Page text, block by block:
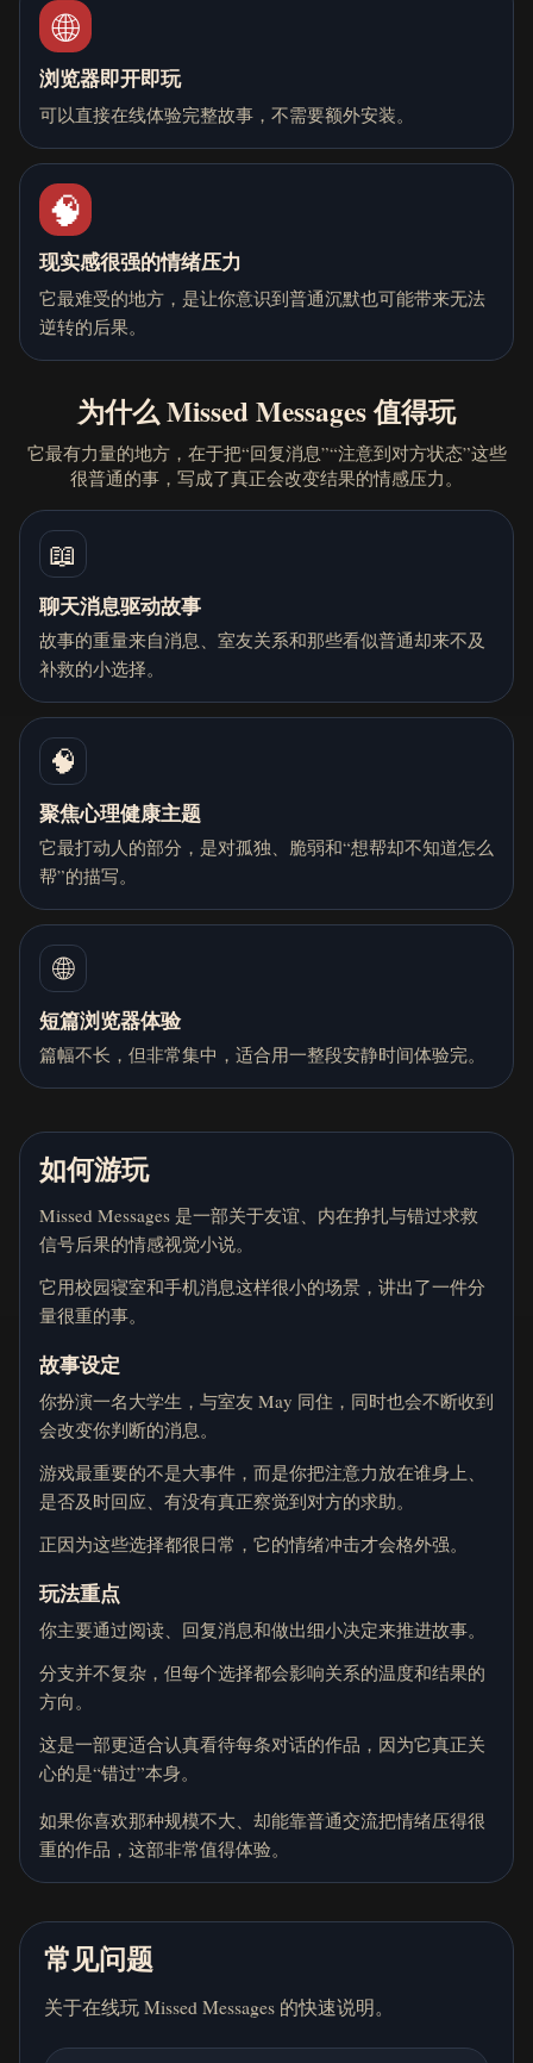
🌐
浏览器即开即玩
可以直接在线体验完整故事，不需要额外安装。
🧠
现实感很强的情绪压力
它最难受的地方，是让你意识到普通沉默也可能带来无法
逆转的后果。
为什么 Missed Messages 值得玩
它最有力量的地方，在于把“回复消息”“注意到对方状态”这些
很普通的事，写成了真正会改变结果的情感压力。
📖
聊天消息驱动故事
故事的重量来自消息、室友关系和那些看似普通却来不及
补救的小选择。
🧠
聚焦心理健康主题
它最打动人的部分，是对孤独、脆弱和“想帮却不知道怎么
帮”的描写。
🌐
短篇浏览器体验
篇幅不长，但非常集中，适合用一整段安静时间体验完。
如何游玩
Missed Messages 是一部关于友谊、内在挣扎与错过求救
信号后果的情感视觉小说。
它用校园寝室和手机消息这样很小的场景，讲出了一件分
量很重的事。
故事设定
你扮演一名大学生，与室友 May 同住，同时也会不断收到
会改变你判断的消息。
游戏最重要的不是大事件，而是你把注意力放在谁身上、
是否及时回应、有没有真正察觉到对方的求助。
正因为这些选择都很日常，它的情绪冲击才会格外强。
玩法重点
你主要通过阅读、回复消息和做出细小决定来推进故事。
分支并不复杂，但每个选择都会影响关系的温度和结果的
方向。
这是一部更适合认真看待每条对话的作品，因为它真正关
心的是“错过”本身。
如果你喜欢那种规模不大、却能靠普通交流把情绪压得很
重的作品，这部非常值得体验。
常见问题
关于在线玩 Missed Messages 的快速说明。